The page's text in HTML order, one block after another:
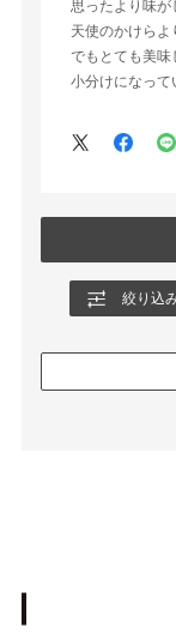
思ったより味が
天使のかけらよ
でもとても美味
小分けになって
絞り込